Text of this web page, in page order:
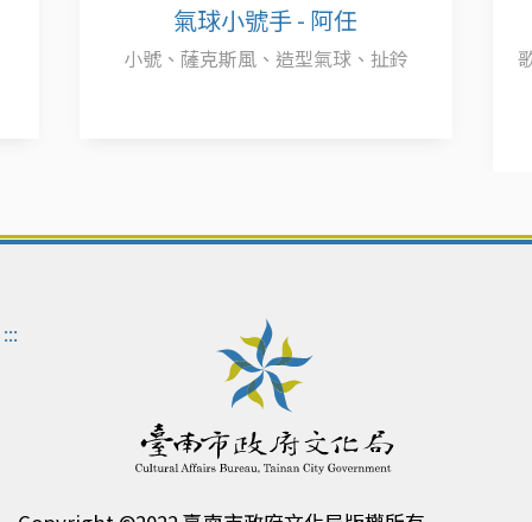
氣球小號手 - 阿任
小號、薩克斯風、造型氣球、扯鈴
:::